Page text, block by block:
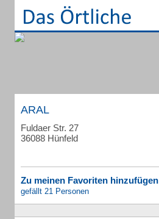
ARAL
Fuldaer Str. 27
36088 Hünfeld
Zu meinen Favoriten hinzufügen
gefällt 21 Personen